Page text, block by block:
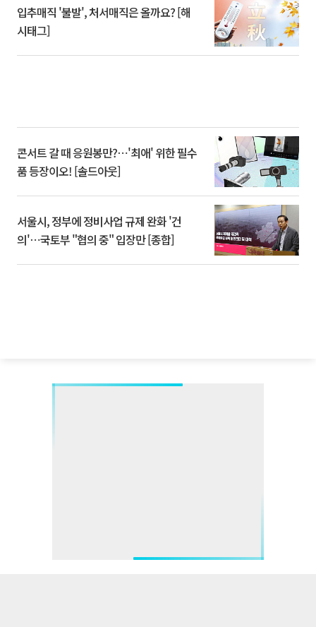
입추매직 '불발', 처서매직은 올까요? [해
시태그]
콘서트 갈 때 응원봉만?⋯'최애' 위한 필수
품 등장이오! [솔드아웃]
서울시, 정부에 정비사업 규제 완화 '건
의'⋯국토부 "협의 중" 입장만 [종합]